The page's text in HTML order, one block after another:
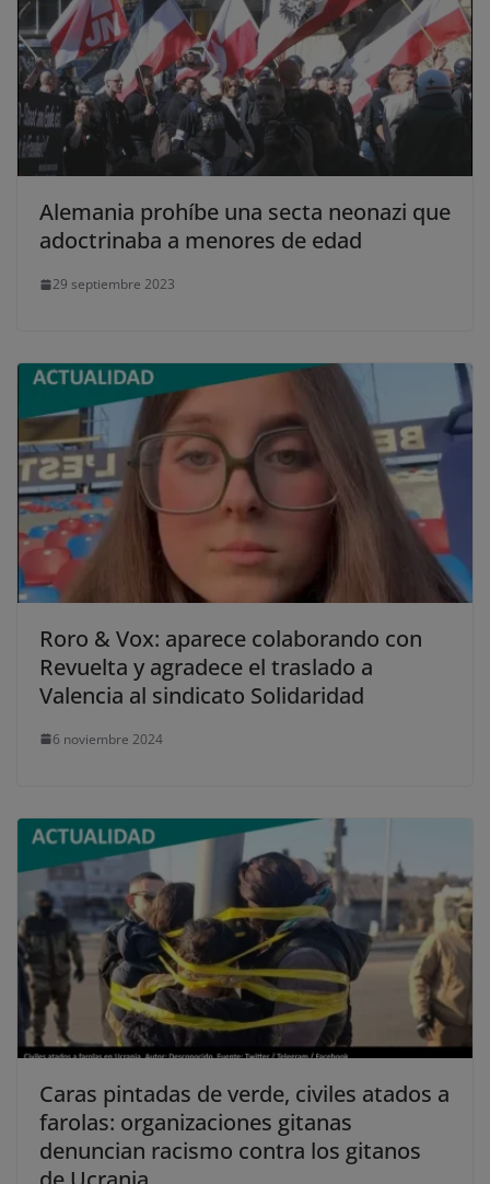
Alemania prohíbe una secta neonazi que
adoctrinaba a menores de edad
29 septiembre 2023
Roro & Vox: aparece colaborando con
Revuelta y agradece el traslado a
Valencia al sindicato Solidaridad
6 noviembre 2024
Caras pintadas de verde, civiles atados a
farolas: organizaciones gitanas
denuncian racismo contra los gitanos